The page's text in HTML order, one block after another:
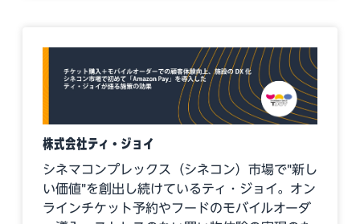
株式会社ティ・ジョイ
シネマコンプレックス（シネコン）市場で"新し
い価値"を創出し続けているティ・ジョイ。オン
ラインチケット予約やフードのモバイルオーダ